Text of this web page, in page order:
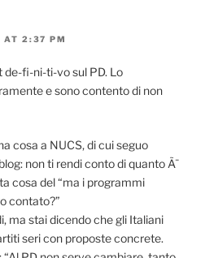
AT 2:37 PM
de-fi-ni-ti-vo sul PD. Lo
e sono contento di non
cosa a NUCS, di cui seguo
non ti rendi conto di quanto Ã¨
cosa del “ma i programmi
contato?”
ma stai dicendo che gli Italiani
seri con proposte concrete.